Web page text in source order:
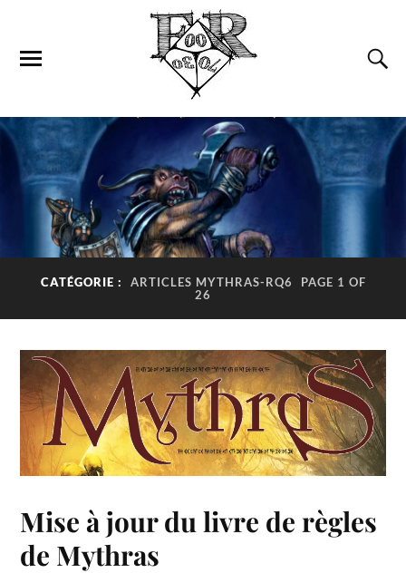
CATÉGORIE : ARTICLES MYTHRAS-RQ6
PAGE 1 OF
26
Mise à jour du livre de règles
de Mythras